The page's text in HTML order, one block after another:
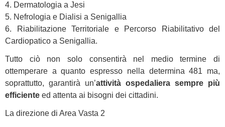
4. Dermatologia a Jesi
5. Nefrologia e Dialisi a Senigallia
6. Riabilitazione Territoriale e Percorso Riabilitativo del
Cardiopatico a Senigallia.
Tutto ciò non solo consentirà nel medio termine di
ottemperare a quanto espresso nella determina 481 ma,
soprattutto, garantirà un’attività ospedaliera sempre più
efficiente ed attenta ai bisogni dei cittadini.
La direzione di Area Vasta 2